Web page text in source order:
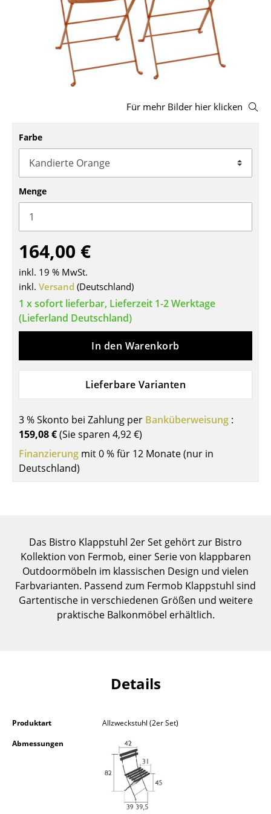
Bänke & Liegen
Gartenstühle
Schaukelstühle
Bürodrehstühle
Bürosessel
Einzelteile
... alle Sitzmöbel
Tische
Esstische
Couchtische
Schreibtische
Konferenztische
Stehtische & Stehpulte
Einzelteile
... alle Tische
Aufbewahren
TV Möbel
Beistell- & Rollcontainer
Für mehr Bilder hier klicken
Farbe
Menge
164,00 €
inkl. 19 % MwSt.
inkl. Versand (Deutschland)
1 x sofort lieferbar, Lieferzeit 1-2 Werktage
(Lieferland Deutschland)
In den Warenkorb
Lieferbare Varianten
3 % Skonto bei Zahlung per Banküberweisung :
159,08 €(Sie sparen 4,92 €)
Finanzierung mit 0 % für 12 Monate (nur in
Deutschland)
Das Bistro Klappstuhl 2er Set gehört zur Bistro
Kollektion von Fermob, einer Serie von klappbaren
Outdoormöbeln im klassischen Design und vielen
Farbvarianten. Passend zum Fermob Klappstuhl sind
Gartentische in verschiedenen Größen und weitere
praktische Balkonmöbel erhältlich.
Details
Produktart
Allzweckstuhl (2er Set)
Abmessungen